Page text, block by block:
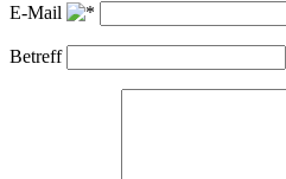
E-Mail
Betreff